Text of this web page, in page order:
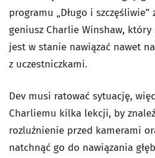
programu „Długo i
geniusz Charlie Winshaw,
jest w stanie nawiązać nawet
z uczestniczkami.
Dev musi ratować sytuację,
Charliemu kilka lekcji, by
rozluźnienie przed kamerami
natchnąć go do nawiązania